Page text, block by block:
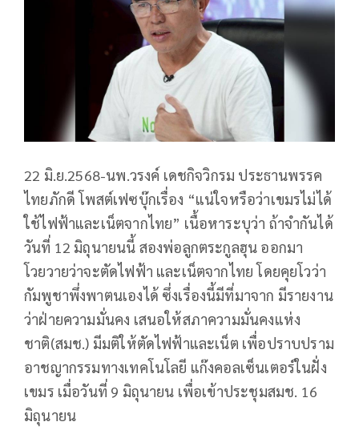
22 มิ.ย.2568-นพ.วรงค์ เดชกิจวิกรม ประธานพรรค
ไทยภักดี โพสต์เฟซบุ๊กเรื่อง “แน่ใจหรือว่าเขมรไม่ได้
ใช้ไฟฟ้าและเน็ตจากไทย” เนื้อหาระบุว่า ถ้าจำกันได้
วันที่ 12 มิถุนายนนี้ สองพ่อลูกตระกูลฮุน ออกมา
โวยวายว่าจะตัดไฟฟ้า และเน็ตจากไทย โดยคุยโวว่า
กัมพูชาพึ่งพาตนเองได้ ซึ่งเรื่องนี้มีที่มาจาก มีรายงาน
ว่าฝ่ายความมั่นคง เสนอให้สภาความมั่นคงแห่ง
ชาติ(สมช.) มีมติให้ตัดไฟฟ้าและเน็ต เพื่อปราบปราม
อาชญากรรมทางเทคโนโลยี แก๊งคอลเซ็นเตอร์ในฝั่ง
เขมร เมื่อวันที่ 9 มิถุนายน เพื่อเข้าประชุมสมช. 16
มิถุนายน